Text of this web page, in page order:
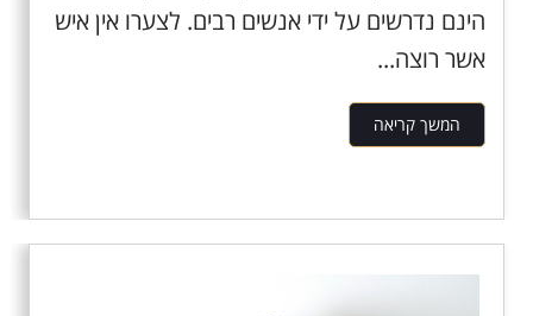
הינם נדרשים על ידי אנשים רבים. לצערו אין איש
אשר רוצה...
המשך קריאה